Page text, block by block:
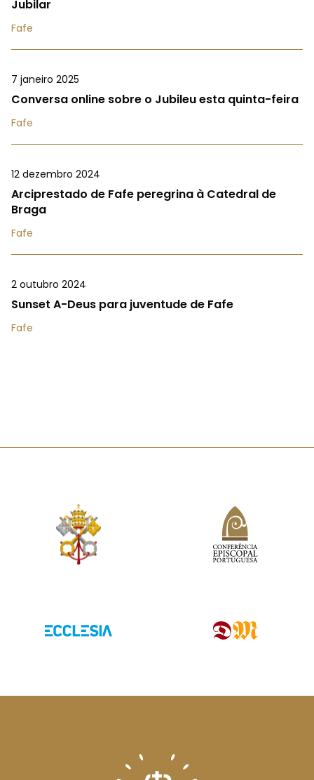
Jubilar
Fafe
7 janeiro 2025
Conversa online sobre o Jubileu esta quinta-feira
Fafe
12 dezembro 2024
Arciprestado de Fafe peregrina à Catedral de
Braga
Fafe
2 outubro 2024
Sunset A-Deus para juventude de Fafe
Fafe